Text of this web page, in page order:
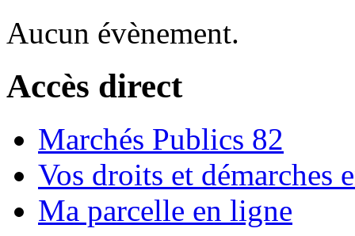
Aucun évènement.
Accès direct
Marchés Publics 82
Vos droits et démarches
Ma parcelle en ligne